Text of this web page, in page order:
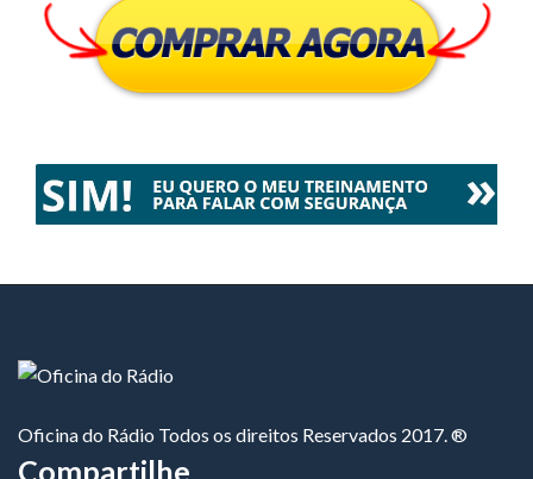
Oficina do Rádio Todos os direitos Reservados 2017. ®
Compartilhe